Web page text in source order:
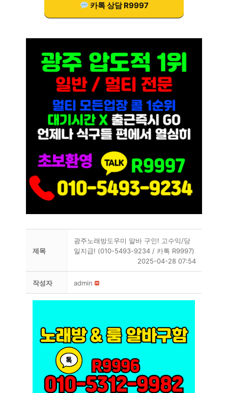
카톡 상담 R9997
제목
광주노래방도우미 알바 구인! 고수익/당
일지급! (010-5493-9234 / 카톡 R9997)
2025-04-28 07:54
작성자 admin